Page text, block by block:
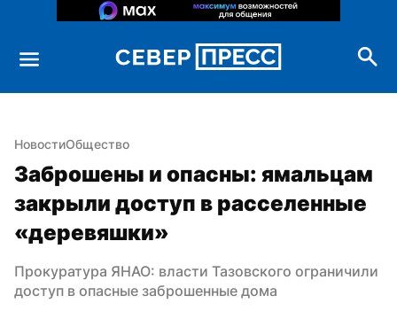
НовостиОбщество
Заброшены и опасны: ямальцам
закрыли доступ в расселенные
«деревяшки»
Прокуратура ЯНАО: власти Тазовского ограничили
доступ в опасные заброшенные дома